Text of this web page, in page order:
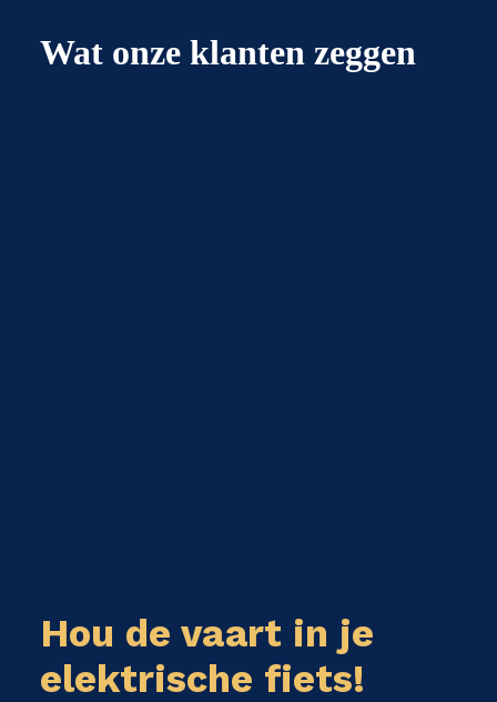
Wat onze klanten zeggen
Hou de vaart in je
elektrische fiets!